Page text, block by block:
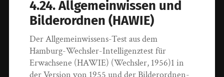
4.24. Allgemeinwissen und
Bilderordnen (HAWIE)
Der Allgemeinwissens-Test aus dem
Hamburg-Wechsler-Intelligenztest für
Erwachsene (HAWIE) (Wechsler, 1956)1 in